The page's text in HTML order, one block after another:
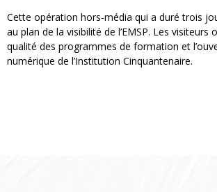
Cette opération hors-média qui a duré trois
au plan de la visibilité de l’EMSP. Les visiteurs
qualité des programmes de formation et
numérique de l’Institution Cinquantenaire.